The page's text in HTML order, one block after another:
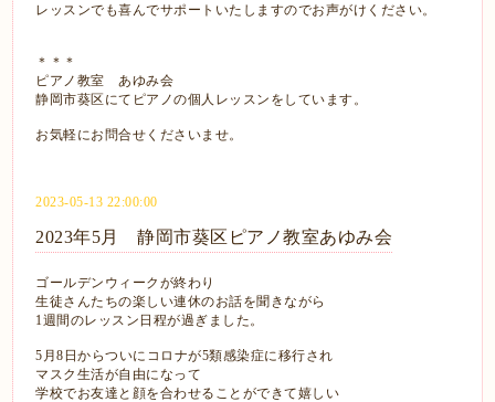
レッスンでも喜んでサポートいたしますのでお声がけください。
＊＊＊
ピアノ教室 あゆみ会
静岡市葵区にてピアノの個人レッスンをしています。
お気軽にお問合せくださいませ。
2023-05-13 22:00:00
2023年5月 静岡市葵区ピアノ教室あゆみ会
ゴールデンウィークが終わり
生徒さんたちの楽しい連休のお話を聞きながら
1週間のレッスン日程が過ぎました。
5月8日からついにコロナが5類感染症に移行され
マスク生活が自由になって
学校でお友達と顔を合わせることができて嬉しい